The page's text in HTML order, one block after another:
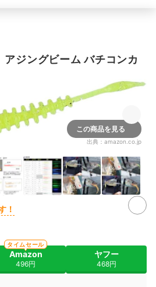
アジングビーム バチコンカ
この商品を見る
出典： amazon.co.jp
！
Amazon
496円
タイムセール
ヤフー
468円